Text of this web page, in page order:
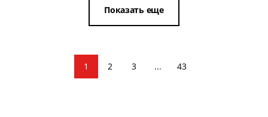
Показать еще
1 2 3 ... 43